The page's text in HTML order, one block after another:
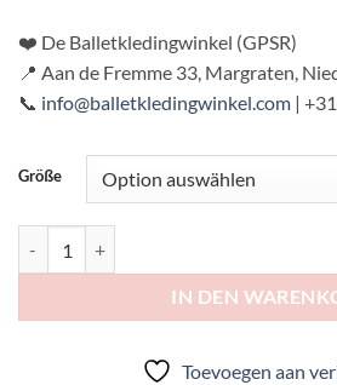
❤️ De Balletkledingwinkel (GPSR)
📍 Aan de Fremme 33, Margraten,
📞 info@balletkledingwinkel.com |
Größe
IN DEN
Toevoegen aan